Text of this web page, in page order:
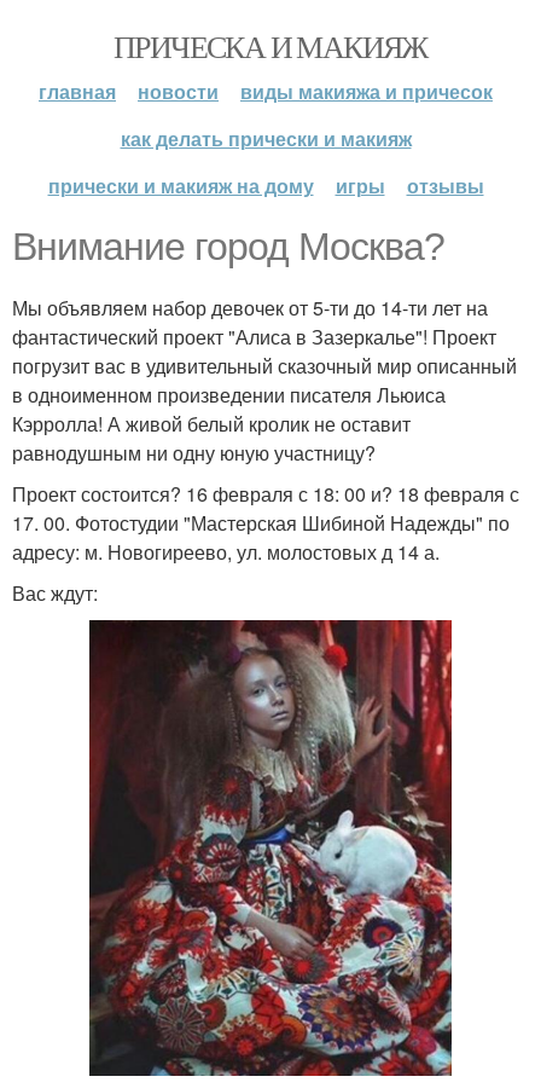
ПРИЧЕСКА И МАКИЯЖ
главная новости
виды макияжа и причесок
как делать прически и макияж
прически и макияж на дому
игры отзывы
Внимание город Москва?
Мы объявляем набор девочек от 5-ти до 14-ти лет на
фантастический проект "Алиса в Зазеркалье"! Проект
погрузит вас в удивительный сказочный мир описанный
в одноименном произведении писателя Льюиса
Кэрролла! А живой белый кролик не оставит
равнодушным ни одну юную участницу?
Проект состоится? 16 февраля с 18: 00 и? 18 февраля с
17. 00. Фотостудии "Мастерская Шибиной Надежды" по
адресу: м. Новогиреево, ул. молостовых д 14 а.
Вас ждут: